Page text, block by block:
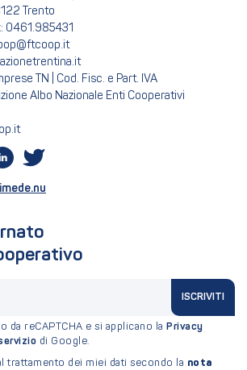
Trento
0461.985431
TN | Cod. Fisc. e Part. IVA
Albo Nazionale Enti Cooperativi
ISCRIVITI
da reCAPTCHA e si applicano la Privacy
di Google.
trattamento dei miei dati secondo la nota